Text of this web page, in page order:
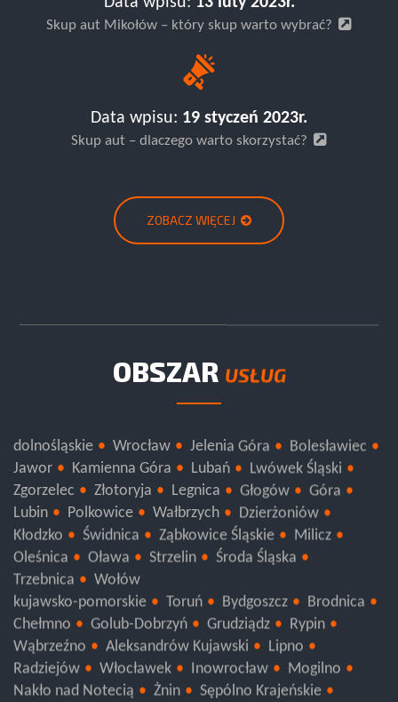
Skup aut Mikołów – który skup warto wybrać?
Data wpisu: 19 styczeń 2023r.
Skup aut – dlaczego warto skorzystać?
ZOBACZ WIĘCEJ
OBSZAR USŁUG
dolnośląskie Wrocław Jelenia Góra
Bolesławiec
Jawor
Kamienna Góra Lubań
Lwówek Śląski
Zgorzelec
Złotoryja Legnica Głogów
Góra
Lubin
Polkowice Wałbrzych
Dzierżoniów
Kłodzko
Świdnica Ząbkowice Śląskie
Milicz
Oleśnica
Oława Strzelin
Środa Śląska
Trzebnica
Wołów
kujawsko-pomorskie
Toruń Bydgoszcz
Brodnica
Chełmno
Golub-Dobrzyń Grudziądz
Rypin
Wąbrzeźno
Aleksandrów Kujawski
Lipno
Radziejów
Włocławek Inowrocław
Mogilno
Nakło nad Notecią
Żnin Sępólno Krajeńskie